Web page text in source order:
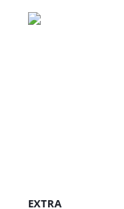
EXTRA